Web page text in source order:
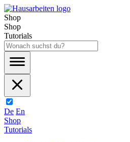
Shop
Shop
Tutorials
De En
Shop
Tutorials